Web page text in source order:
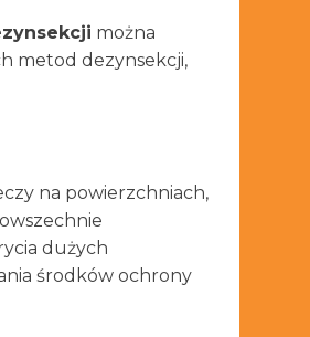
można
metod dezynsekcji,
na powierzchniach,
dużych
środków ochrony